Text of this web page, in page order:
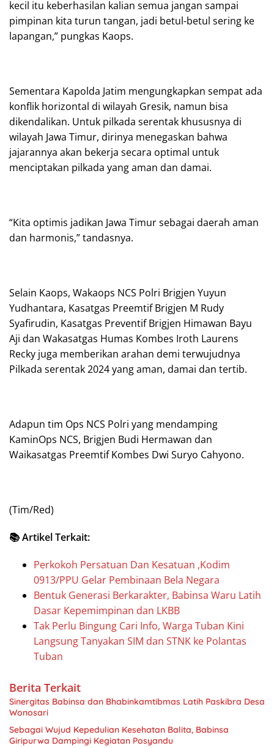
kecil itu keberhasilan kalian semua jangan sampai
pimpinan kita turun tangan, jadi betul-betul sering ke
lapangan,” pungkas Kaops.
Sementara Kapolda Jatim mengungkapkan sempat ada
konflik horizontal di wilayah Gresik, namun bisa
dikendalikan. Untuk pilkada serentak khususnya di
wilayah Jawa Timur, dirinya menegaskan bahwa
jajarannya akan bekerja secara optimal untuk
menciptakan pilkada yang aman dan damai.
“Kita optimis jadikan Jawa Timur sebagai daerah aman
dan harmonis,” tandasnya.
Selain Kaops, Wakaops NCS Polri Brigjen Yuyun
Yudhantara, Kasatgas Preemtif Brigjen M Rudy
Syafirudin, Kasatgas Preventif Brigjen Himawan Bayu
Aji dan Wakasatgas Humas Kombes Iroth Laurens
Recky juga memberikan arahan demi terwujudnya
Pilkada serentak 2024 yang aman, damai dan tertib.
Adapun tim Ops NCS Polri yang mendamping
KaminOps NCS, Brigjen Budi Hermawan dan
Waikasatgas Preemtif Kombes Dwi Suryo Cahyono.
(Tim/Red)
📚 Artikel Terkait:
Perkokoh Persatuan Dan Kesatuan ,Kodim
0913/PPU Gelar Pembinaan Bela Negara
Bentuk Generasi Berkarakter, Babinsa Waru Latih
Dasar Kepemimpinan dan LKBB
Tak Perlu Bingung Cari Info, Warga Tuban Kini
Langsung Tanyakan SIM dan STNK ke Polantas
Tuban
Berita Terkait
Sinergitas Babinsa dan Bhabinkamtibmas Latih Paskibra Desa
Wonosari
Sebagai Wujud Kepedulian Kesehatan Balita, Babinsa
Giripurwa Dampingi Kegiatan Posyandu